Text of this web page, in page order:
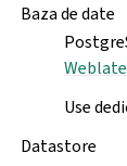
Baza de date
Weblate
Use
Datastore